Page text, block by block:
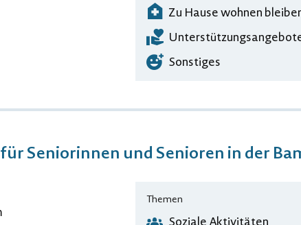
Zu Hause wohnen
Sonstiges
Seniorinnen und Senioren in der
Themen
Soziale Aktivitäten